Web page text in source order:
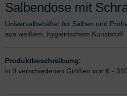
Salbendose mit
Universalbehälter für Salben und
aus weißem, hygienischem Kunststoff
Produktbeschreibung:
in 9 verschiedenen Größen von 6 -